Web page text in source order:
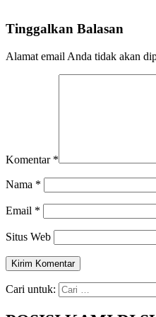
Tinggalkan Balasan
Alamat email Anda tidak akan
Komentar *
Nama *
Email *
Situs Web
Cari untuk: